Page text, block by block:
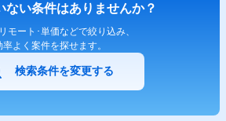
ない条件はありませんか？
モート･単価などで絞り込み、
率よく案件を探せます。
検索条件を変更する